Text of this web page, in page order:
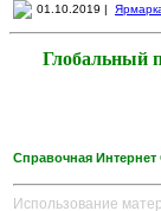
01.10.2019 |
Глобальный
Справочная Интернет
Использование